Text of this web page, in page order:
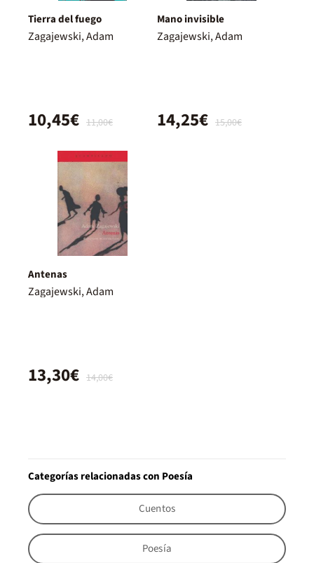
Tierra del fuego
Zagajewski, Adam
11,00€
10,45€
Mano invisible
Zagajewski, Adam
15,00€
14,25€
Antenas
Zagajewski, Adam
14,00€
13,30€
Categorías relacionadas con Poesía
Cuentos
Poesía